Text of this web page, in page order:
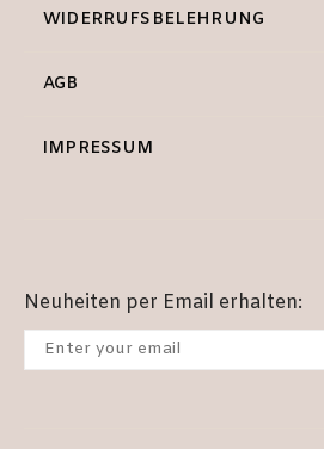
WIDERRUFSBELEHRUNG
AGB
IMPRESSUM
Neuheiten per Email erhalten: